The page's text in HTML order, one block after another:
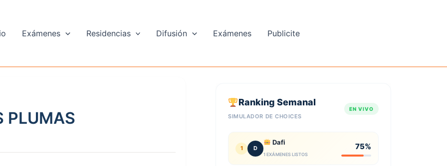
Exámenes Residencias Difusión Exámenes Publicite
PLUMAS
Ranking Semanal
SIMULADOR DE CHOICES
EN VIVO
1 D
Dafi
1 EXÁMENES LISTOS
75%